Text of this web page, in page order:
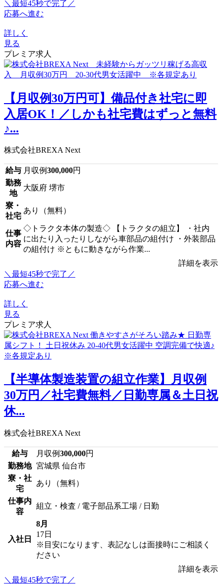
＼最短45秒で完了／
応募へ進む
詳しく
見る
プレミア求人
【月収例30万円可】備品付き社宅に即
入居OK！／しかも社宅費はずっと無料
♪...
株式会社BREXA Next
給与 月収例300,000円
勤務
地
大阪府 堺市
寮・
社宅
あり（無料）
仕事
内容
◇トラクタ本体の製造◇ 【トラクタの組立】 ・社内
に出たり入ったりしながら車部品の組付け ・外装部品
の組付け ※ともに動きながら作業...
詳細を表示
＼最短45秒で完了／
応募へ進む
詳しく
見る
プレミア求人
【半導体製造装置の組立作業】月収例
30万円／社宅費無料／日勤専属＆土日祝
休...
株式会社BREXA Next
給与 月収例300,000円
勤務地 宮城県 仙台市
寮・社
宅
あり（無料）
仕事内
容
組立・検査 / 電子部品系工場 / 日勤
入社日
8月
17日
※目安になります、表記なしは面接時にご相談く
ださい
詳細を表示
＼最短45秒で完了／